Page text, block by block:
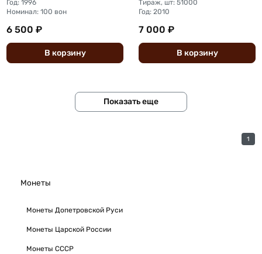
Монеты
Монеты Допетровской Руси
Монеты Царской России
Монеты СССР
Год: 1996
Номинал: 100 вон
6 500 ₽
В корзину
Тираж, шт: 51000
Год: 2010
7 000 ₽
В корзину
Показать еще
1